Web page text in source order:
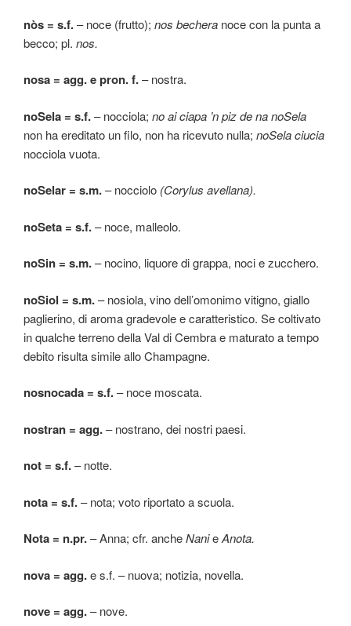
nòs = s.f.– noce (frutto); nos bechera noce con la punta a
becco; pl. nos.
nosa = agg.e pron. f.– nostra.
noSela = s.f.– nocciola; no ai ciapa ’n piz de na noSela
non ha ereditato un filo, non ha ricevuto nulla; noSela ciucia
nocciola vuota.
noSelar = s.m.– nocciolo (Corylus avellana).
noSeta = s.f.– noce, malleolo.
noSin = s.m.– nocino, liquore di grappa, noci e zucchero.
noSiol = s.m.– nosiola, vino dell’omonimo vitigno, giallo
paglierino, di aroma gradevole e caratteristico. Se coltivato
in qualche terreno della Val di Cembra e maturato a tempo
debito risulta simile allo Champagne.
nosnocada = s.f.– noce moscata.
nostran = agg.– nostrano, dei nostri paesi.
not = s.f.– notte.
nota = s.f.– nota; voto riportato a scuola.
Nota = n.pr.– Anna; cfr. ancheNanieAnota.
nova = agg.e s.f. – nuova; notizia, novella.
nove = agg.– nove.